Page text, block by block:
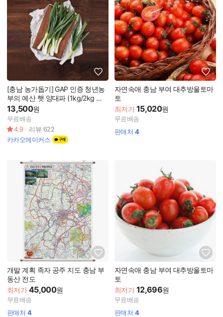
[충남 농가돕기] GAP 인증 청년농
부의 예산 햇 양대파 (1kg/2kg 택
1)
13,500원
무료배송
4.9
리뷰 622
카카오메이커스
자연속애 충남 부여 대추방울토마
토
최저가 15,020원
무료배송
판매처 4
개발 계획 족자 공주 지도 충남 부
동산 전도
최저가 45,000원
무료배송
판매처 4
자연속애 충남 부여 대추방울토마
토
최저가 12,696원
무료배송
판매처 4